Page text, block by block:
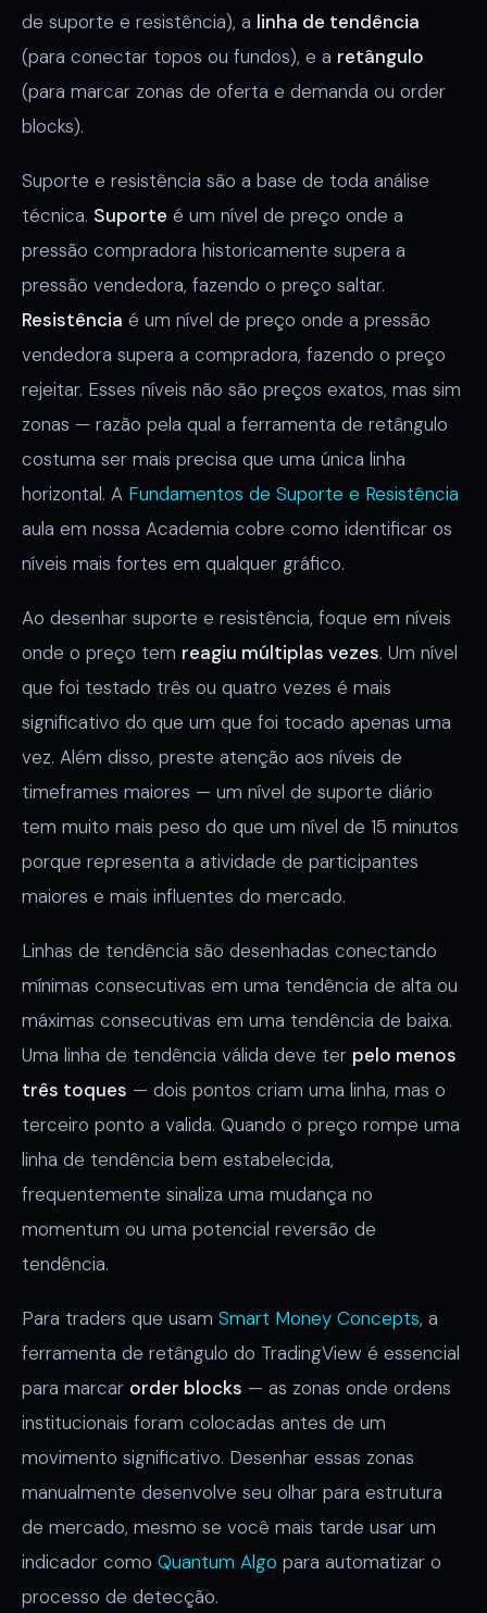
de suporte e resistência), a linha de tendência
(para conectar topos ou fundos), e a retângulo
(para marcar zonas de oferta e demanda ou order
blocks).
Suporte e resistência são a base de toda análise
técnica. Suporte é um nível de preço onde a
pressão compradora historicamente supera a
pressão vendedora, fazendo o preço saltar.
Resistência é um nível de preço onde a pressão
vendedora supera a compradora, fazendo o preço
rejeitar. Esses níveis não são preços exatos, mas sim
zonas — razão pela qual a ferramenta de retângulo
costuma ser mais precisa que uma única linha
horizontal. A Fundamentos de Suporte e Resistência
aula em nossa Academia cobre como identificar os
níveis mais fortes em qualquer gráfico.
Ao desenhar suporte e resistência, foque em níveis
onde o preço tem reagiu múltiplas vezes. Um nível
que foi testado três ou quatro vezes é mais
significativo do que um que foi tocado apenas uma
vez. Além disso, preste atenção aos níveis de
timeframes maiores — um nível de suporte diário
tem muito mais peso do que um nível de 15 minutos
porque representa a atividade de participantes
maiores e mais influentes do mercado.
Linhas de tendência são desenhadas conectando
mínimas consecutivas em uma tendência de alta ou
máximas consecutivas em uma tendência de baixa.
Uma linha de tendência válida deve ter pelo menos
três toques — dois pontos criam uma linha, mas o
terceiro ponto a valida. Quando o preço rompe uma
linha de tendência bem estabelecida,
frequentemente sinaliza uma mudança no
momentum ou uma potencial reversão de
tendência.
Para traders que usam Smart Money Concepts, a
ferramenta de retângulo do TradingView é essencial
para marcar order blocks — as zonas onde ordens
institucionais foram colocadas antes de um
movimento significativo. Desenhar essas zonas
manualmente desenvolve seu olhar para estrutura
de mercado, mesmo se você mais tarde usar um
indicador como Quantum Algo para automatizar o
processo de detecção.